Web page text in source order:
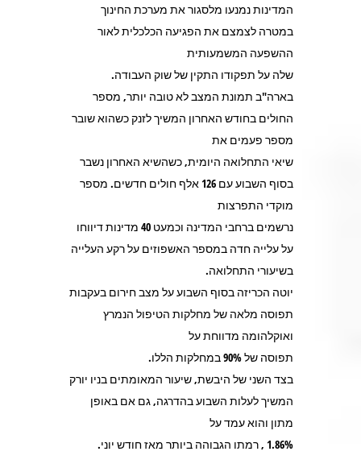
המדינות נמנעו מלסגור את מערכת החינוך
במטרה לצמצם את הפגיעה הכלכלית לאור
ההשפעה המשמעותית
שלה על תפקודו התקין של שוק העבודה.
בארה"ב תמונת המצב לא טובה יותר, מספר
החולים בחודש האחרון המשיך לזנק כשהוא שובר
מספר פעמים את
שיאי התחלואה היומית, כשהשיא האחרון נשבר
בסוף השבוע עם 126 אלף חולים חדשים. מספר
מוקדי התפרצות
נרשמים ברחבי המדינה וכמעט 40 מדינות דיווחו
על עלייה חדה במספר האשפוזים על רקע העלייה
בשיעורי התחלואה.
יוטה הכריזה בסוף השבוע על מצב חירום בעקבות
תפוסה מלאה של מחלקות הטיפול הנמרץ
ואוקלהומה מדווחת על
תפוסה של 90% במחלקות הללו.
בצד השני של היבשת, שיעור המאומתים בניו יורק
המשיך לעלות השבוע בהדרגה, גם אם באופן
מתון והוא עמד על
1.86% , רמתו הגבוהה ביותר מאז חודש יוני.